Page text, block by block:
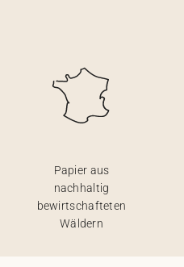
Papier aus
nachhaltig
bewirtschafteten
Wäldern